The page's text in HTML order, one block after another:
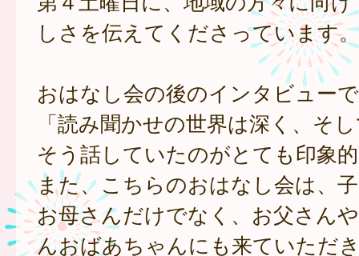
しさを伝えてくださっています。
おはなし会の後のインタビュー
「読み聞かせの世界は深く、そ
そう話していたのがとても印象
また、こちらのおはなし会は、
お母さんだけでなく、お父さん
んおばあちゃんにも来ていただ